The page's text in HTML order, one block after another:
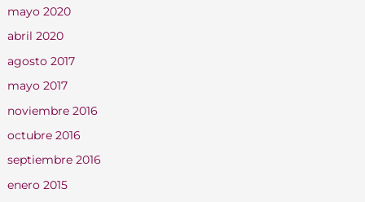
mayo 2020
abril 2020
agosto 2017
mayo 2017
noviembre 2016
octubre 2016
septiembre 2016
enero 2015